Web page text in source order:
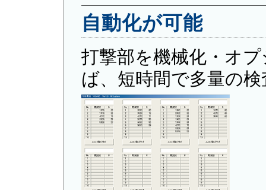
自動化が可能
打撃部を機械化・オ
ば、短時間で多量の